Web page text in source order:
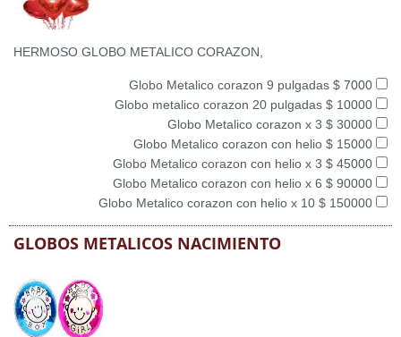
HERMOSO GLOBO METALICO CORAZON,
Globo Metalico corazon 9 pulgadas $ 7000
Globo metalico corazon 20 pulgadas $ 10000
Globo Metalico corazon x 3 $ 30000
Globo Metalico corazon con helio $ 15000
Globo Metalico corazon con helio x 3 $ 45000
Globo Metalico corazon con helio x 6 $ 90000
Globo Metalico corazon con helio x 10 $ 150000
GLOBOS METALICOS NACIMIENTO